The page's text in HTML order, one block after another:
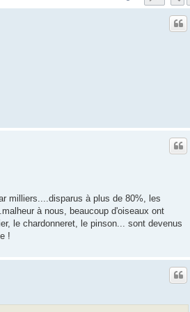
milliers....disparus à plus de 80%, les
à nous, beaucoup d'oiseaux ont
le chardonneret, le pinson... sont devenus
!